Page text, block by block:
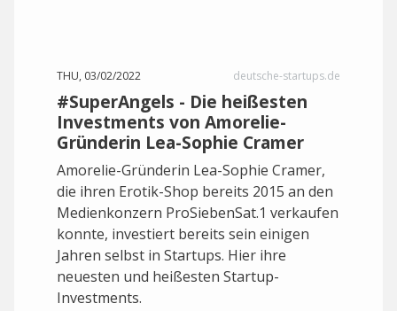
THU, 03/02/2022 deutsche-startups.de
#SuperAngels - Die heißesten
Investments von Amorelie-
Gründerin Lea-Sophie Cramer
Amorelie-Gründerin Lea-Sophie Cramer,
die ihren Erotik-Shop bereits 2015 an den
Medienkonzern ProSiebenSat.1 verkaufen
konnte, investiert bereits sein einigen
Jahren selbst in Startups. Hier ihre
neuesten und heißesten Startup-
Investments.